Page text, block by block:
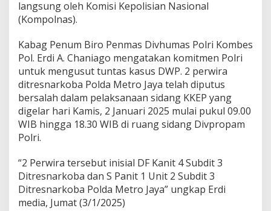
langsung oleh Komisi Kepolisian Nasional
(Kompolnas).
Kabag Penum Biro Penmas Divhumas Polri Kombes
Pol. Erdi A. Chaniago mengatakan komitmen Polri
untuk mengusut tuntas kasus DWP. 2 perwira
ditresnarkoba Polda Metro Jaya telah diputus
bersalah dalam pelaksanaan sidang KKEP yang
digelar hari Kamis, 2 Januari 2025 mulai pukul 09.00
WIB hingga 18.30 WIB di ruang sidang Divpropam
Polri.
“2 Perwira tersebut inisial DF Kanit 4 Subdit 3
Ditresnarkoba dan S Panit 1 Unit 2 Subdit 3
Ditresnarkoba Polda Metro Jaya” ungkap Erdi
media, Jumat (3/1/2025)